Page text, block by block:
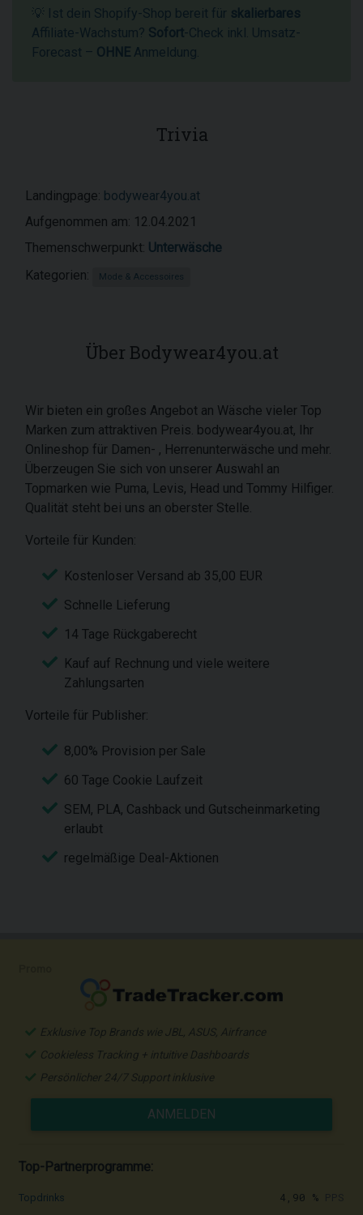
💡 Ist dein Shopify-Shop bereit für skalierbares
Affiliate-Wachstum? Sofort-Check inkl. Umsatz-
Forecast – OHNE Anmeldung.
Trivia
Landingpage: bodywear4you.at
Aufgenommen am: 12.04.2021
Themenschwerpunkt: Unterwäsche
Kategorien:
Mode & Accessoires
Über Bodywear4you.at
Wir bieten ein großes Angebot an Wäsche vieler Top
Marken zum attraktiven Preis. bodywear4you.at, Ihr
Onlineshop für Damen- , Herrenunterwäsche und mehr.
Überzeugen Sie sich von unserer Auswahl an
Topmarken wie Puma, Levis, Head und Tommy Hilfiger.
Qualität steht bei uns an oberster Stelle.
Vorteile für Kunden:
Kostenloser Versand ab 35,00 EUR
Schnelle Lieferung
14 Tage Rückgaberecht
Kauf auf Rechnung und viele weitere
Zahlungsarten
Vorteile für Publisher:
8,00% Provision per Sale
60 Tage Cookie Laufzeit
SEM, PLA, Cashback und Gutscheinmarketing
erlaubt
regelmäßige Deal-Aktionen
Exklusive Top Brands wie JBL, ASUS, Airfrance
Cookieless Tracking + intuitive Dashboards
Persönlicher 24/7 Support inklusive
ANMELDEN
Top-Partnerprogramme:
Topdrinks 4,90 %